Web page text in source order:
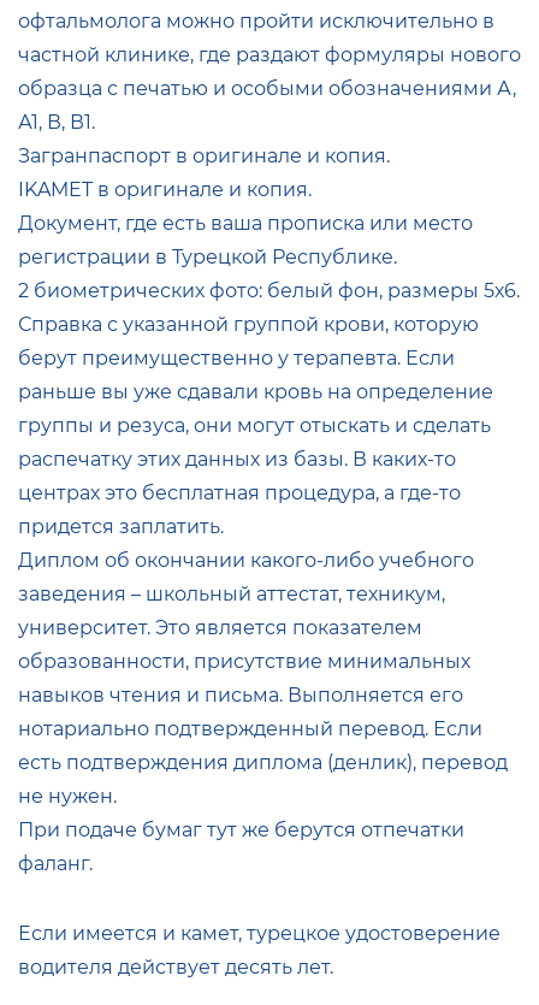
офтальмолога можно пройти исключительно в
частной клинике, где раздают формуляры нового
образца с печатью и особыми обозначениями А,
А1, В, В1.
Загранпаспорт в оригинале и копия.
IKAMET в оригинале и копия.
Документ, где есть ваша прописка или место
регистрации в Турецкой Республике.
2 биометрических фото: белый фон, размеры 5х6.
Справка с указанной группой крови, которую
берут преимущественно у терапевта. Если
раньше вы уже сдавали кровь на определение
группы и резуса, они могут отыскать и сделать
распечатку этих данных из базы. В каких-то
центрах это бесплатная процедура, а где-то
придется заплатить.
Диплом об окончании какого-либо учебного
заведения – школьный аттестат, техникум,
университет. Это является показателем
образованности, присутствие минимальных
навыков чтения и письма. Выполняется его
нотариально подтвержденный перевод. Если
есть подтверждения диплома (денлик), перевод
не нужен.
При подаче бумаг тут же берутся отпечатки
фаланг.
Если имеется и камет, турецкое удостоверение
водителя действует десять лет.